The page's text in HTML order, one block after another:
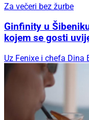
Za večeri bez žurbe
Ginfinity u
kojem se gosti
Uz Fenixe i chefa Dina